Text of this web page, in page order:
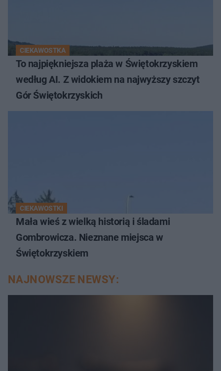
CIEKAWOSTKA
To najpiękniejsza plaża w Świętokrzyskiem
według AI. Z widokiem na najwyższy szczyt
Gór Świętokrzyskich
CIEKAWOSTKI
Mała wieś z wielką historią i śladami
Gombrowicza. Nieznane miejsca w
Świętokrzyskiem
NAJNOWSZE NEWSY: